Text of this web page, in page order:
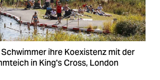
ihre Koexistenz mit der
in King's Cross, London